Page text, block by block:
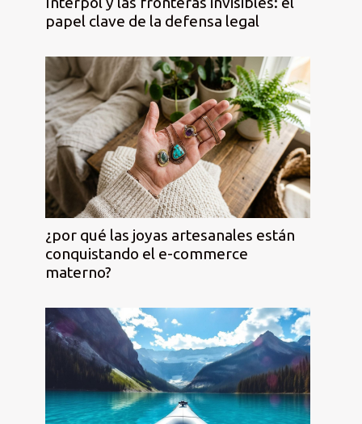
papel clave de la defensa legal
¿por qué las joyas artesanales están
conquistando el e-commerce
materno?